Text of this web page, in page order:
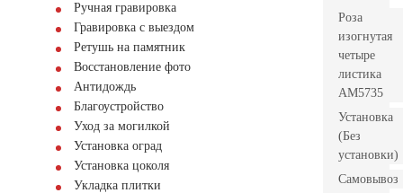
Ручная гравировка
Гравировка с выездом
Ретушь на памятник
Восстановление фото
Антидождь
Благоустройство
Уход за могилкой
Установка оград
Установка цоколя
Укладка плитки
Роза
изогнутая
четыре
листика
AM5735
Установка
(Без
установки)
Самовывоз